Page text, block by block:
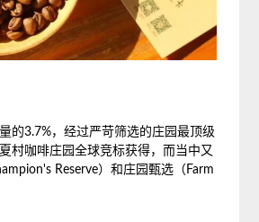
的3.7%，经过严苛筛选的庄园最顶级
村咖啡庄园全球竞标获得，而当中又
Reserve）和庄园甄选（Farm